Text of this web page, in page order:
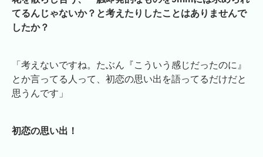
てるんじゃないか？と考えたりしたことはありませんで
したか？
「考えないですね。たぶん『こういう感じだったのに』
とか言ってる人って、初恋の思い出を語ってるだけだと
思うんです」
初恋の思い出！